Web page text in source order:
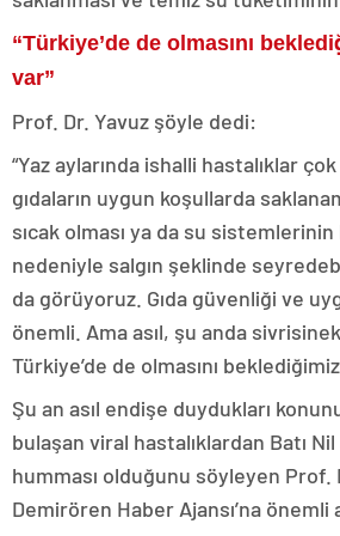
“Türkiye’de de olmasını
var”
Prof. Dr. Yavuz şöyle dedi:
“Yaz aylarında ishalli hastalıklar
gıdaların uygun koşullarda
sıcak olması ya da su
nedeniyle salgın şeklinde
da görüyoruz. Gıda güvenliği ve
önemli. Ama asıl, şu anda
Türkiye’de de olmasını
Şu an asıl endişe duydukları
bulaşan viral hastalıklardan Batı
humması olduğunu söyleyen Prof.
Demirören Haber Ajansı’na önemli